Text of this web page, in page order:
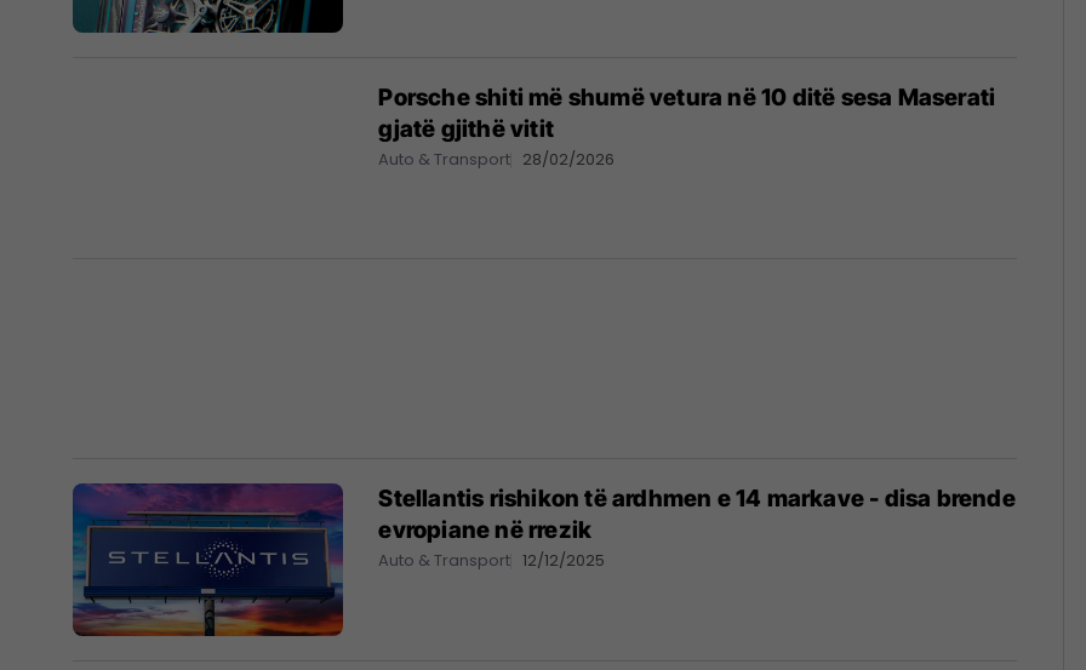
Porsche shiti më shumë vetura në 10 ditë sesa Maserati
gjatë gjithë vitit
Auto & Transport 28/02/2026
Stellantis rishikon të ardhmen e 14 markave - disa brende
evropiane në rrezik
Auto & Transport 12/12/2025